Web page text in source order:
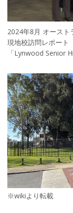
2024年8月 オースト
現地校訪問レポート
「Lynwood Senior
※wikiより転載